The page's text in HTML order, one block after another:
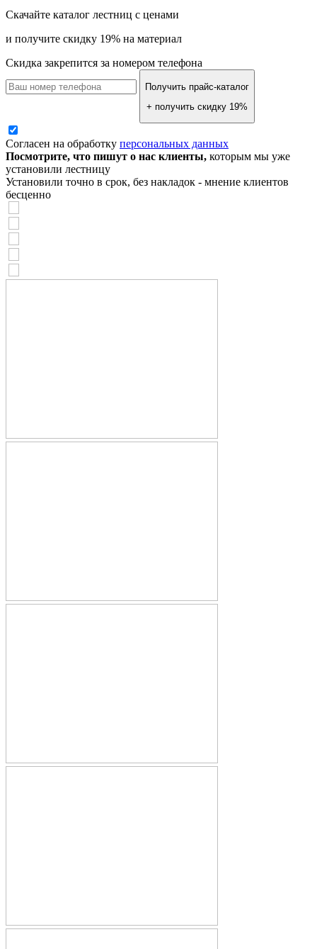
Скачайте каталог лестниц с ценами
и получите скидку 19% на материал
Скидка закрепится за номером телефона
Получить прайс-каталог
+ получить скидку 19%
Согласен на обработку персональных данных
Посмотрите, что пишут о нас клиенты, которым мы уже
установили лестницу
Установили точно в срок, без накладок - мнение клиентов
бесценно